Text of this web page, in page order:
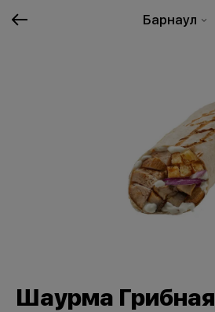
Барнаул
Шаурма Грибная